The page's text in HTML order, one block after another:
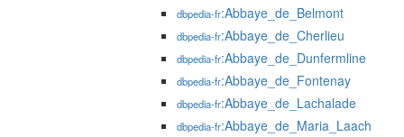
dbpedia-fr:Abbaye_de_Belmont
dbpedia-fr:Abbaye_de_Cherlieu
dbpedia-fr:Abbaye_de_Dunfermline
dbpedia-fr:Abbaye_de_Fontenay
dbpedia-fr:Abbaye_de_Lachalade
dbpedia-fr:Abbaye_de_Maria_Laach